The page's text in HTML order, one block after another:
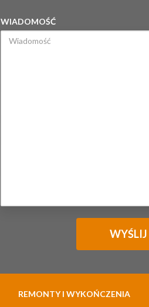
WIADOMOŚĆ
REMONTY I WYKOŃCZENIA